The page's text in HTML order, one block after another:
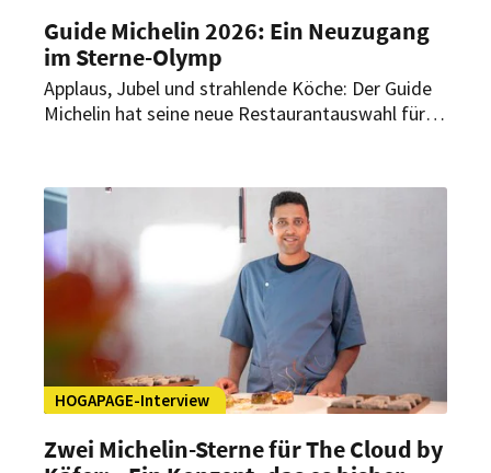
Guide Michelin 2026: Ein Neuzugang
im Sterne-Olymp
Applaus, Jubel und strahlende Köche: Der Guide
Michelin hat seine neue Restaurantauswahl für
Neuzugang bereichert dabei die Gastro-Spitze im
HOGAPAGE-Interview
Zwei Michelin-Sterne für The Cloud by